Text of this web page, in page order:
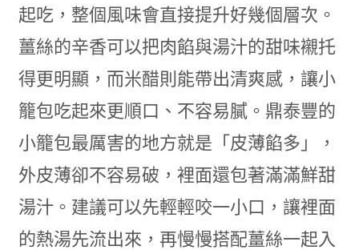
起吃，整個風味會直接提升好幾個層次。
薑絲的辛香可以把肉餡與湯汁的甜味襯托
得更明顯，而米醋則能帶出清爽感，讓小
籠包吃起來更順口、不容易膩。鼎泰豐的
小籠包最厲害的地方就是「皮薄餡多」，
外皮薄卻不容易破，裡面還包著滿滿鮮甜
湯汁。建議可以先輕輕咬一小口，讓裡面
的熱湯先流出來，再慢慢搭配薑絲一起入